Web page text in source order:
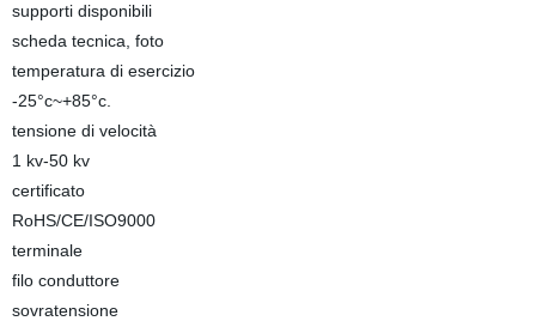
supporti disponibili
scheda tecnica, foto
temperatura di esercizio
-25°c~+85°c.
tensione di velocità
1 kv-50 kv
certificato
RoHS/CE/ISO9000
terminale
filo conduttore
sovratensione